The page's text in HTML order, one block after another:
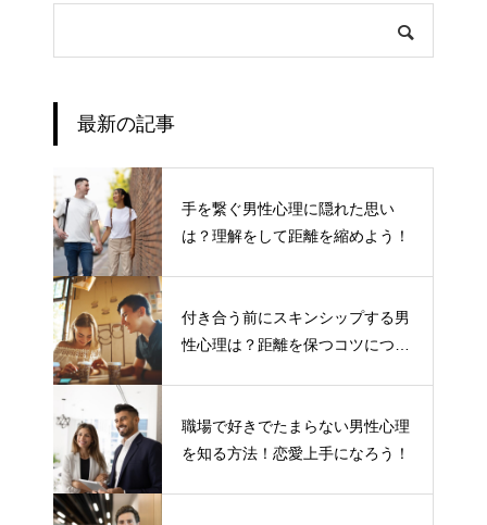
最新の記事
手を繋ぐ男性心理に隠れた思い
は？理解をして距離を縮めよう！
付き合う前にスキンシップする男
性心理は？距離を保つコツについ
職場で好きでたまらない男性心理
を知る方法！恋愛上手になろう！